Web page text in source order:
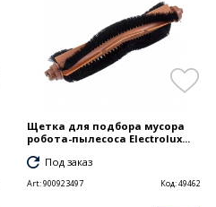
Щетка для подбора мусора
робота-пылесоса Electrolux...
Под заказ
Art:900923497 Код:49462